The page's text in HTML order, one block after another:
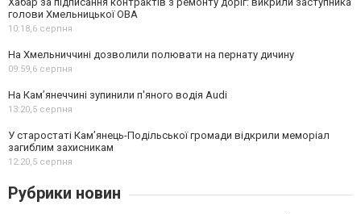
голови Хмельницької ОВА
10:18,6 серпня
На Хмельниччині дозволили полювати на пернату дичину
09:59,6 серпня
На Камʼянеччині зупинили п'яного водія Audi
13:20,5 серпня
У старостаті Кам’янець-Подільської громади відкрили меморіал
загиблим захисникам
12:20,5 серпня
Рубрики новин